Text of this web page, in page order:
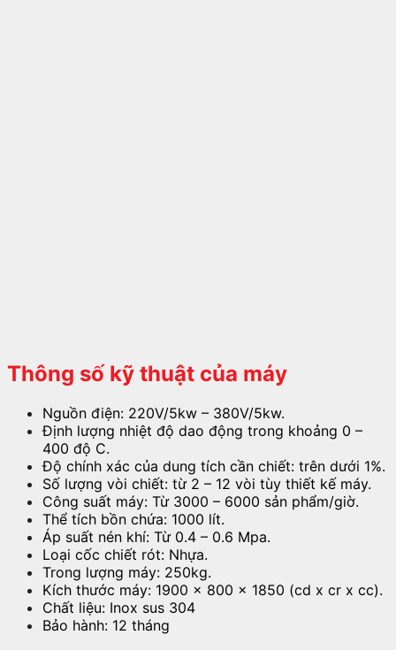
Thông số kỹ thuật của máy
Nguồn điện: 220V/5kw – 380V/5kw.
Định lượng nhiệt độ dao động trong khoảng 0 –
400 độ C.
Độ chính xác của dung tích cần chiết: trên dưới 1%.
Số lượng vòi chiết: từ 2 – 12 vòi tùy thiết kế máy.
Công suất máy: Từ 3000 – 6000 sản phẩm/giờ.
Thể tích bồn chứa: 1000 lít.
Áp suất nén khí: Từ 0.4 – 0.6 Mpa.
Loại cốc chiết rót: Nhựa.
Trong lượng máy: 250kg.
Kích thước máy: 1900 x 800 x 1850 (cd x cr x cc).
Chất liệu: Inox sus 304
Bảo hành: 12 tháng